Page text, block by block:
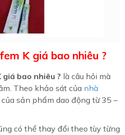
K giá bao nhiêu ?
giá bao nhiêu ? là câu hỏi mà
Theo khảo sát của nhà
sản phẩm dao động từ 35 –
có thể thay đổi theo tùy từng